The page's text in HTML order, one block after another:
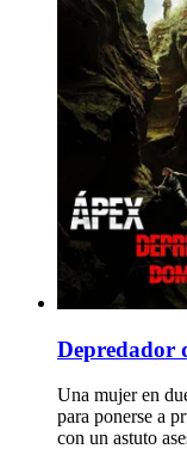
Depredador
Una mujer en
para ponerse a
con un astuto